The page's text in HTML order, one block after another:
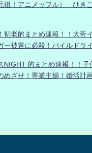
祖！アニメッフル） ひき
初老的まとめ速報！！大帝
ー被害に必殺！パイルドラ
NIGHT 的まとめ速報！！子
めざせ！専業主婦！婚活計